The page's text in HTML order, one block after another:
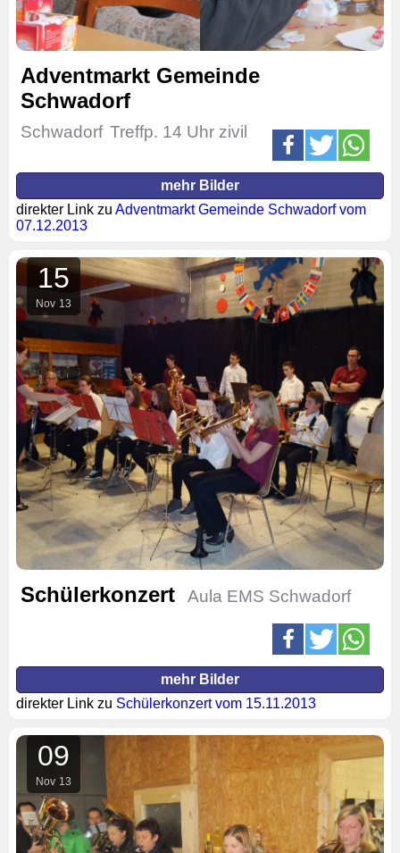
Adventmarkt Gemeinde
Schwadorf
Schwadorf Treffp. 14 Uhr zivil
mehr Bilder
direkter Link zu Adventmarkt Gemeinde Schwadorf vom
07.12.2013
15
Nov 13
Schülerkonzert Aula EMS Schwadorf
mehr Bilder
direkter Link zu Schülerkonzert vom 15.11.2013
09
Nov 13